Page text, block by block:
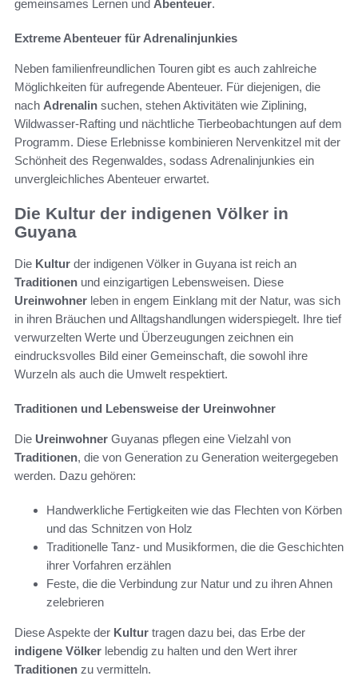
gemeinsames Lernen und Abenteuer.
Extreme Abenteuer für Adrenalinjunkies
Neben familienfreundlichen Touren gibt es auch zahlreiche
Möglichkeiten für aufregende Abenteuer. Für diejenigen, die
nach Adrenalin suchen, stehen Aktivitäten wie Ziplining,
Wildwasser-Rafting und nächtliche Tierbeobachtungen auf dem
Programm. Diese Erlebnisse kombinieren Nervenkitzel mit der
Schönheit des Regenwaldes, sodass Adrenalinjunkies ein
unvergleichliches Abenteuer erwartet.
Die Kultur der indigenen Völker in
Guyana
Die Kultur der indigenen Völker in Guyana ist reich an
Traditionen und einzigartigen Lebensweisen. Diese
Ureinwohner leben in engem Einklang mit der Natur, was sich
in ihren Bräuchen und Alltagshandlungen widerspiegelt. Ihre tief
verwurzelten Werte und Überzeugungen zeichnen ein
eindrucksvolles Bild einer Gemeinschaft, die sowohl ihre
Wurzeln als auch die Umwelt respektiert.
Traditionen und Lebensweise der Ureinwohner
Die Ureinwohner Guyanas pflegen eine Vielzahl von
Traditionen, die von Generation zu Generation weitergegeben
werden. Dazu gehören:
Handwerkliche Fertigkeiten wie das Flechten von Körben
und das Schnitzen von Holz
Traditionelle Tanz- und Musikformen, die die Geschichten
ihrer Vorfahren erzählen
Feste, die die Verbindung zur Natur und zu ihren Ahnen
zelebrieren
Diese Aspekte der Kultur tragen dazu bei, das Erbe der
indigene Völker lebendig zu halten und den Wert ihrer
Traditionen zu vermitteln.